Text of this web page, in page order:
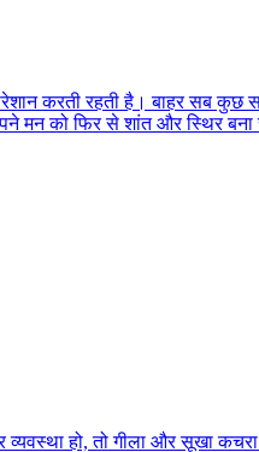
करती रहती है। बाहर सब
मन को फिर से शांत और स्थिर
व्यवस्था हो, तो गीला और सूखा